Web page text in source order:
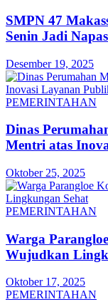
SMPN 47
Senin Jadi
Desember 19, 2025
PEMERINTAHAN
Dinas
Mentri atas
Oktober 25, 2025
PEMERINTAHAN
Warga
Wujudkan
Oktober 17, 2025
PEMERINTAHAN